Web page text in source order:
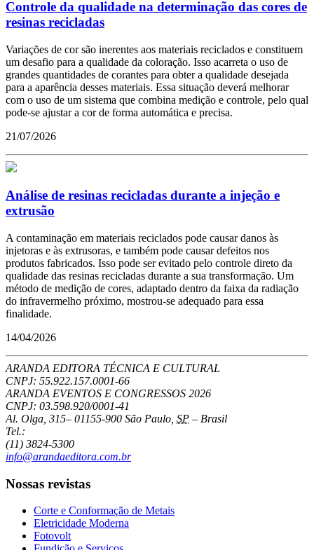
Controle da qualidade na determinação das cores de
resinas recicladas
Variações de cor são inerentes aos materiais reciclados e constituem
um desafio para a qualidade da coloração. Isso acarreta o uso de
grandes quantidades de corantes para obter a qualidade desejada
para a aparência desses materiais. Essa situação deverá melhorar
com o uso de um sistema que combina medição e controle, pelo qual
pode-se ajustar a cor de forma automática e precisa.
21/07/2026
Análise de resinas recicladas durante a injeção e
extrusão
A contaminação em materiais reciclados pode causar danos às
injetoras e às extrusoras, e também pode causar defeitos nos
produtos fabricados. Isso pode ser evitado pelo controle direto da
qualidade das resinas recicladas durante a sua transformação. Um
método de medição de cores, adaptado dentro da faixa da radiação
do infravermelho próximo, mostrou-se adequado para essa
finalidade.
14/04/2026
ARANDA EDITORA TÉCNICA E CULTURAL
CNPJ: 55.922.157.0001-66
ARANDA EVENTOS E CONGRESSOS 2026
CNPJ: 03.598.920/0001-41
Al. Olga, 315– 01155-900 São Paulo SP – Brasil
Tel.:
(11) 3824-5300
info@arandaeditora.com.br
Nossas revistas
Corte e Conformação de Metais
Eletricidade Moderna
Fotovolt